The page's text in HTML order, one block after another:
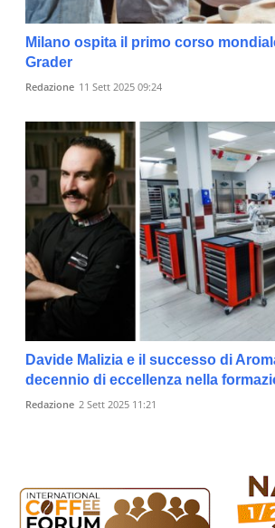
Milano ospita il primo corso
Grader
Redazione 11 Sett 2025 09:24
Davide Malizia e il successo di
decennio di eccellenza nella
Redazione 2 Sett 2025 11:21